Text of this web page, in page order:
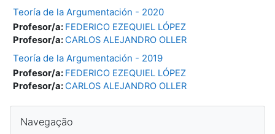
Teoría de la Argumentación - 2020
Profesor/a: FEDERICO EZEQUIEL LÓPEZ
Profesor/a:CARLOS ALEJANDRO OLLER
Teoría de la Argumentación - 2019
Profesor/a: FEDERICO EZEQUIEL LÓPEZ
Profesor/a:CARLOS ALEJANDRO OLLER
Blocos
Navegação